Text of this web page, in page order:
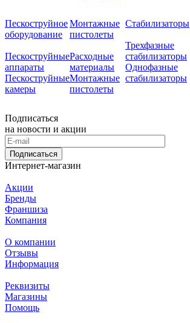
Пескоструйное
оборудование
Пескоструйные
аппараты
Пескоструйные
камеры
Монтажные
пистолеты
Расходные
материалы
Монтажные
пистолеты
Стабилизаторы
Трехфазные
стабилизаторы
Однофазные
стабилизаторы
Подписаться
на новости и акции
Подписаться
Интернет-магазин
Акции
Бренды
Франшиза
Компания
О компании
Отзывы
Информация
Реквизиты
Магазины
Помощь